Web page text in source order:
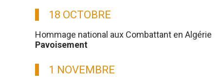
18 OCTOBRE
Hommage national aux Combattant en Algérie
Pavoisement
1 NOVEMBRE